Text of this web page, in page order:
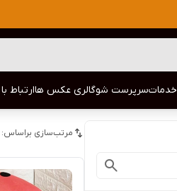
خدماتسرپرست شوگالری عکس هاارتباط
مرتب‌سازی براساس: